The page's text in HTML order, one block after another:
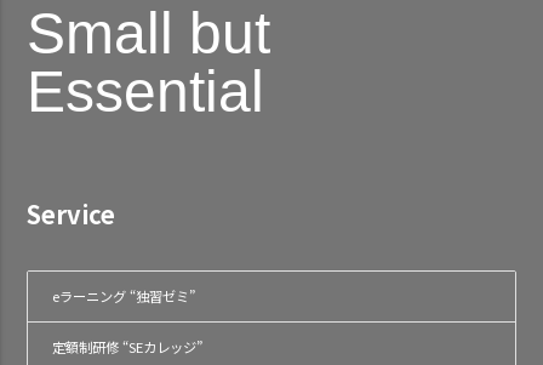
Small but
Essential
Service
eラーニング “独習ゼミ”
定額制研修 “SEカレッジ”